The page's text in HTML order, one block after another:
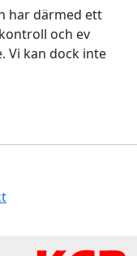
har därmed ett
och ev
Vi kan dock inte